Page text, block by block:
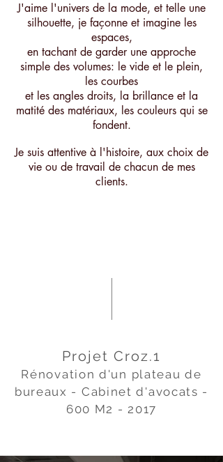
J'aime l'univers de la mode, et telle une
silhouette, je façonne et imagine les
espaces,
en tachant de garder une approche
simple des volumes: le vide et le plein,
les courbes
et les angles droits, la brillance et la
matité des matériaux, les couleurs qui se
fondent.
Je suis attentive à l'histoire, aux choix de
vie ou de travail de chacun de mes
clients.
Projet Croz.1
Rénovation d'un plateau de
bureaux - Cabinet d'avocats -
600 M2 - 2017